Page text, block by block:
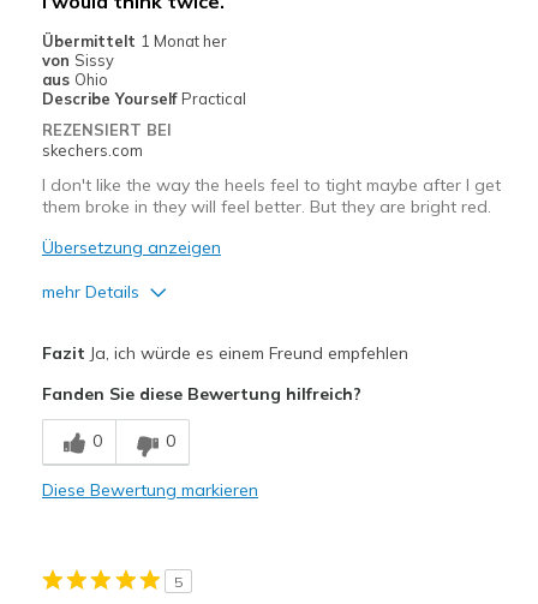
Width
Feels true to width
Sizing
View On Shoes
Shoes are for Wearing
Übermittelt 1 Monat her
von Sissy
aus Ohio
Describe Yourself Practical
REZENSIERT BEI
skechers.com
I don't like the way the heels feel to tight maybe after I get
them broke in they will feel better. But they are bright red.
Übersetzung anzeigen
mehr Details
Stylish
Nachteile
Need Break In
Special Occasions
Fazit Ja, ich würde es einem Freund empfehlen
Fanden Sie diese Bewertung hilfreich?
0 0
Diese Bewertung markieren
5